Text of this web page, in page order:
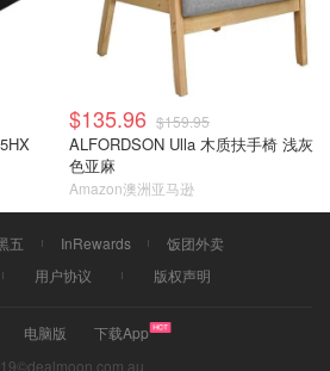
$135.96 $159.95
ALFORDSON Ulla 木质扶手椅 浅灰
色亚麻
Amazon澳洲亚马逊
五 InRewards
饭团外卖
用户协议 版权声明
电脑版
下载App